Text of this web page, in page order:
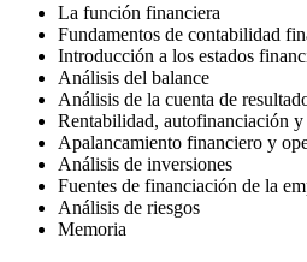
La función financiera
Fundamentos de contabilidad
Introducción a los estados
Análisis del balance
Análisis de la cuenta de
Rentabilidad, autofinanciación
Apalancamiento financiero y
Análisis de inversiones
Fuentes de financiación de la
Análisis de riesgos
Memoria